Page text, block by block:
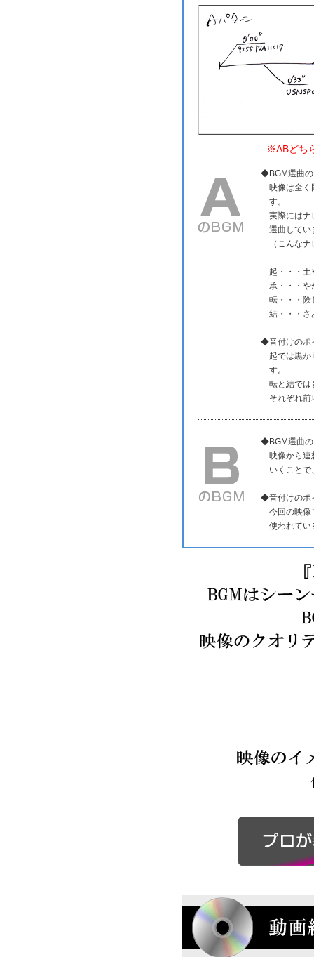
※ABどち
◆BGM選曲の
映像は全く
す。
実際にはナ
選曲してい
（こんな
起・・・
承・・・や
転・・・険
結・・・さ
◆音付けのポ
起では黒
す。
転と結では
それぞれ
◆BGM選曲の
映像から連
いくこと
◆音付けのポ
今回の映像
使われてい